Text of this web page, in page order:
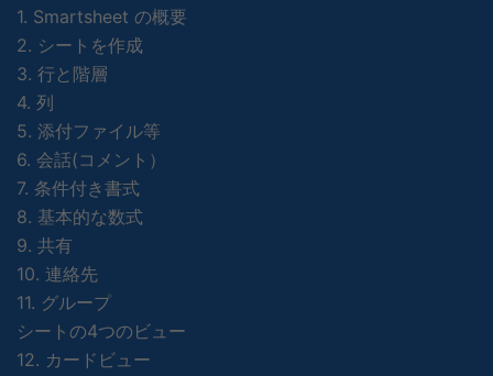
1. Smartsheet の概要
2. シートを作成
3. 行と階層
4. 列
5. 添付ファイル等
6. 会話(コメント）
7. 条件付き書式
8. 基本的な数式
9. 共有
10. 連絡先
11. グループ
シートの4つのビュー
12. カードビュー